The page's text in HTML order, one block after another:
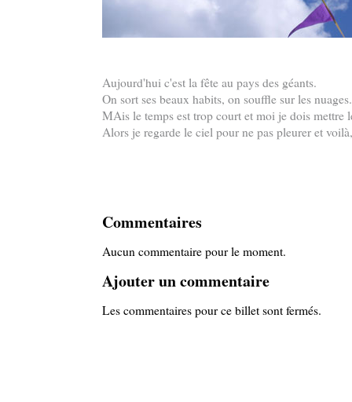
Aujourd'hui c'est la fête au pays des géants.
On sort ses beaux habits, on souffle sur les nuages.
MAis le temps est trop court et moi je dois mettre
Alors je regarde le ciel pour ne pas pleurer et
Commentaires
Aucun commentaire pour le moment.
Ajouter un commentaire
Les commentaires pour ce billet sont fermés.